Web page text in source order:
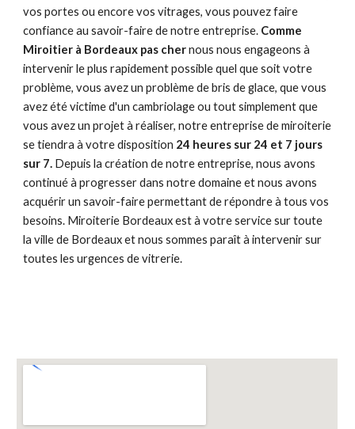
vos portes ou encore vos vitrages, vous pouvez faire
confiance au savoir-faire de notre entreprise. Comme
Miroitier à Bordeaux pas chernous nous engageons à
intervenir le plus rapidement possible quel que soit votre
problème, vous avez un problème de bris de glace, que vous
avez été victime d'un cambriolage ou tout simplement que
vous avez un projet à réaliser, notre entreprise de miroiterie
se tiendra à votre disposition 24 heures sur 24 et 7 jours
sur 7. Depuis la création de notre entreprise, nous avons
continué à progresser dans notre domaine et nous avons
acquérir un savoir-faire permettant de répondre à tous vos
besoins. Miroiterie Bordeaux est à votre service sur toute
la ville de Bordeaux et nous sommes paraît à intervenir sur
toutes les urgences de vitrerie.